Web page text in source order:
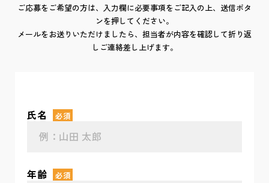
ンを押してください。
メールをお送りいただけましたら、担当者が内容を確認して折り返
しご連絡差し上げます。